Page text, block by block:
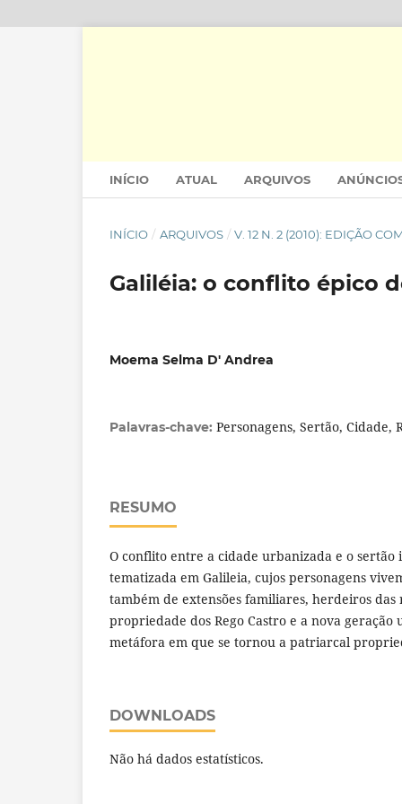
INÍCIO ATUAL ARQUIVOS
INÍCIO / ARQUIVOS / V. 12 N. 2 (2010): EDIÇÃO
Galiléia: o conflito épico
Moema Selma D' Andrea
Palavras-chave: Personagens, Sertão, Cidade,
RESUMO
O conflito entre a cidade urbanizada e o
tematizada em Galileia, cujos personagens
também de extensões familiares, herdeiros
propriedade dos Rego Castro e a nova
metáfora em que se tornou a patriarcal
DOWNLOADS
Não há dados estatísticos.